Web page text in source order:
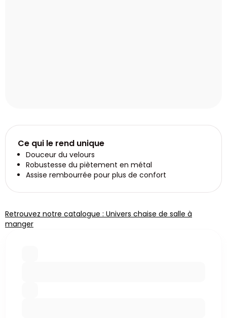
Ce qui le rend unique
Douceur du velours
Robustesse du piètement en métal
Assise rembourrée pour plus de confort
Retrouvez notre catalogue : Univers chaise de salle à
manger